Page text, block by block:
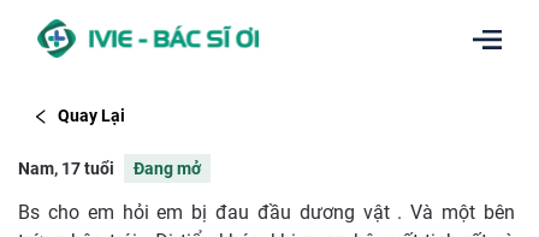
Quay Lại
Nam, 17 tuổi Đang mở
Bs cho em hỏi em bị đau đầu dương vật . Và một bên